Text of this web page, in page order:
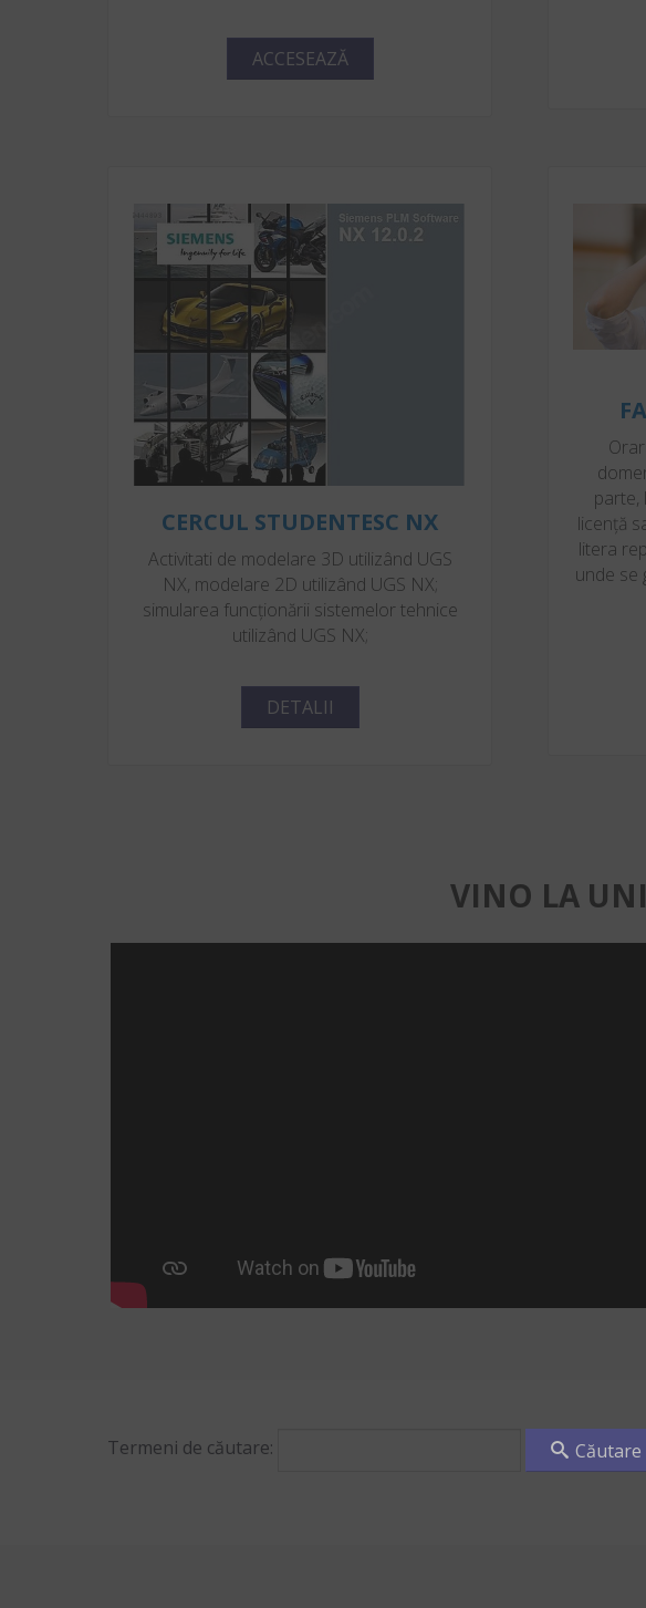
ACCESEAZĂ
CERCUL STUDENTESC NX
Activitati de modelare 3D utilizând UGS
NX, modelare 2D utilizând UGS NX;
simularea funcţionării sistemelor tehnice
utilizând UGS NX;
DETALII
parte,
licență
litera
unde se
VINO LA
Termeni de căutare: Căutare